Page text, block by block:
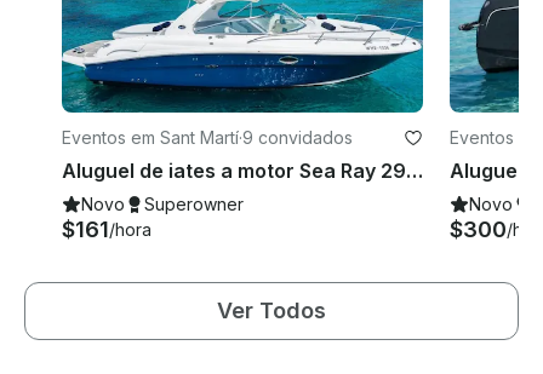
Eventos em Sant Martí·9 convidados
Aluguel de iates a motor Sea Ray 295 “Infinity” em Eivissa, Illes Balears
Novo Superowner
$161/hora
Eventos
Novo
$300/
Ver Todos